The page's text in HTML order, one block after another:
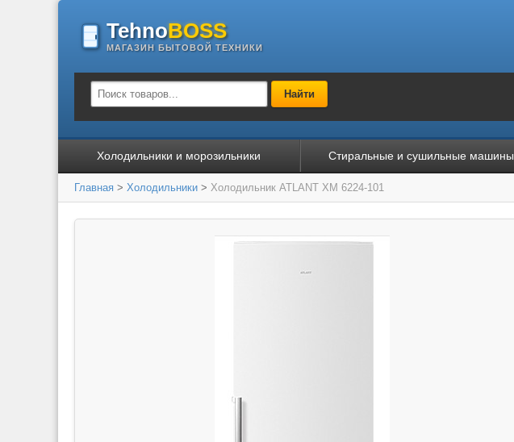
TehnoBOSS
МАГАЗИН БЫТОВОЙ ТЕХНИКИ
Найти
Холодильники и морозильники Стиральные и сушильные машины
Главная > Холодильники > Холодильник ATLANT ХМ 6224-101